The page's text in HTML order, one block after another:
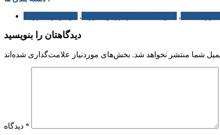
,
,
دیدگاهتان را بنویسید
شما منتشر نخواهد شد.
*